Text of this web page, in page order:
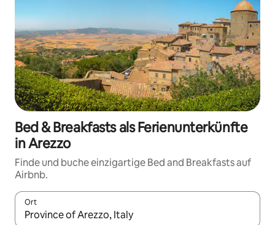
Bed & Breakfasts als Ferienunterkünfte
in Arezzo
Finde und buche einzigartige Bed and Breakfasts auf
Airbnb.
Ort
Wenn Ergebnisse verfügbar sind, navigiere mit den